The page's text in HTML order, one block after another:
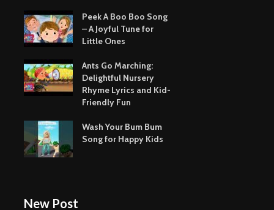
Peek A Boo Boo Song
– A Joyful Tune for
Little Ones
Ants Go Marching:
Delightful Nursery
Rhyme Lyrics and Kid-
Friendly Fun
Wash Your Bum Bum
Song for Happy Kids
New Post